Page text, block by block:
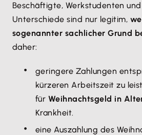
Beschäftigte, Werkstudenten
Unterschiede sind nur legitim,
sogenannter sachlicher Grund
daher:
geringere Zahlungen
kürzeren Arbeitszeit zu
für Weihnachtsgeld in
Krankheit.
eine Auszahlung des